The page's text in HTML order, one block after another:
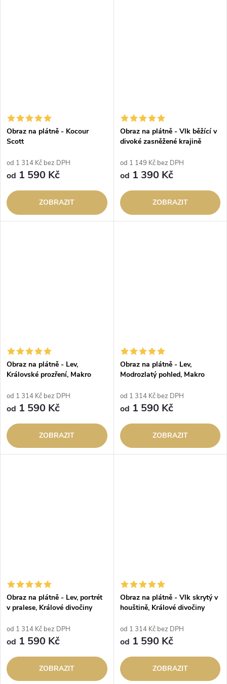
Obraz na plátně - Kocour
Scott
od 1 314 Kč bez DPH
od 1 590 Kč
ZOBRAZIT
Obraz na plátně - Vlk běžící v
divoké zasněžené krajině
od 1 149 Kč bez DPH
od 1 390 Kč
ZOBRAZIT
Obraz na plátně - Lev,
Královské prozření, Makro
od 1 314 Kč bez DPH
od 1 590 Kč
ZOBRAZIT
Obraz na plátně - Lev,
Modrozlatý pohled, Makro
od 1 314 Kč bez DPH
od 1 590 Kč
ZOBRAZIT
Obraz na plátně - Lev, portrét
v pralese, Králové divočiny
od 1 314 Kč bez DPH
od 1 590 Kč
ZOBRAZIT
Obraz na plátně - Vlk skrytý v
houštině, Králové divočiny
od 1 314 Kč bez DPH
od 1 590 Kč
ZOBRAZIT